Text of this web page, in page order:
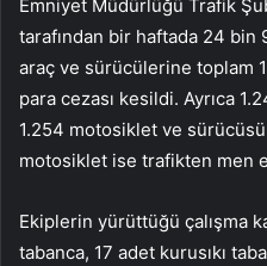
Emniyet Müdürlüğü Trafik
tarafından bir haftada 24 bin
araç ve sürücülerine toplam
para cezası kesildi. Ayrıca
1.254 motosiklet ve
motosiklet ise trafikten men
Ekiplerin yürüttüğü çalışma
tabanca, 17 adet kurusıkı